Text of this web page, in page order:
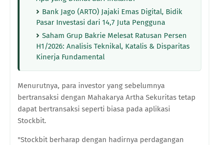
Bank Jago (ARTO) Jajaki Emas Digital, Bidik
Pasar Investasi dari 14,7 Juta Pengguna
Saham Grup Bakrie Melesat Ratusan Persen
H1/2026: Analisis Teknikal, Katalis & Disparitas
Kinerja Fundamental
Menurutnya, para investor yang sebelumnya
bertransaksi dengan Mahakarya Artha Sekuritas tetap
dapat bertransaksi seperti biasa pada aplikasi
Stockbit.
"Stockbit berharap dengan hadirnya perdagangan